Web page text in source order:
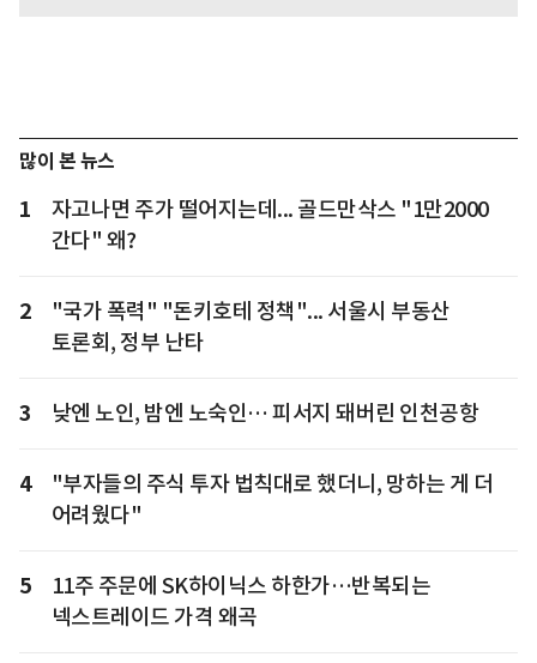
많이 본 뉴스
1
자고나면 주가 떨어지는데... 골드만삭스 "1만2000
간다" 왜?
2
"국가 폭력" "돈키호테 정책"... 서울시 부동산
토론회, 정부 난타
3 낮엔 노인, 밤엔 노숙인… 피서지 돼버린 인천공항
4
"부자들의 주식 투자 법칙대로 했더니, 망하는 게 더
어려웠다"
5
11주 주문에 SK하이닉스 하한가…반복되는
넥스트레이드 가격 왜곡